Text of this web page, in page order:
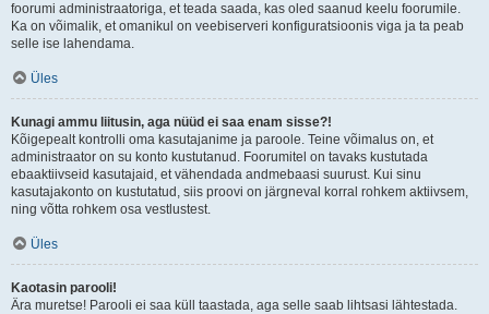
foorumi administraatoriga, et teada saada, kas oled saanud keelu foorumile.
Ka on võimalik, et omanikul on veebiserveri konfiguratsioonis viga ja ta peab
selle ise lahendama.
Üles
Kunagi ammu liitusin, aga nüüd ei saa enam sisse?!
Kõigepealt kontrolli oma kasutajanime ja paroole. Teine võimalus on, et
administraator on su konto kustutanud. Foorumitel on tavaks kustutada
ebaaktiivseid kasutajaid, et vähendada andmebaasi suurust. Kui sinu
kasutajakonto on kustutatud, siis proovi on järgneval korral rohkem aktiivsem,
ning võtta rohkem osa vestlustest.
Üles
Kaotasin parooli!
Ära muretse! Parooli ei saa küll taastada, aga selle saab lihtsasi lähtestada.